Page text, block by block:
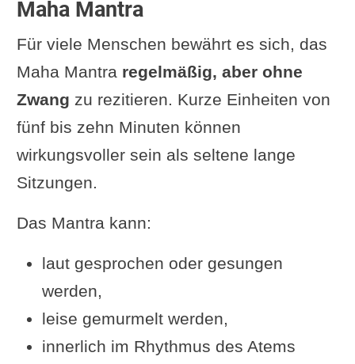
Maha Mantra
Für viele Menschen bewährt es sich, das
Maha Mantra regelmäßig, aber ohne
Zwang zu rezitieren. Kurze Einheiten von
fünf bis zehn Minuten können
wirkungsvoller sein als seltene lange
Sitzungen.
Das Mantra kann:
laut gesprochen oder gesungen
werden,
leise gemurmelt werden,
innerlich im Rhythmus des Atems